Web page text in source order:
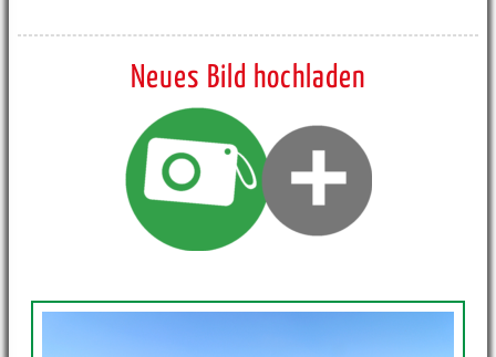
Neues Bild hochladen